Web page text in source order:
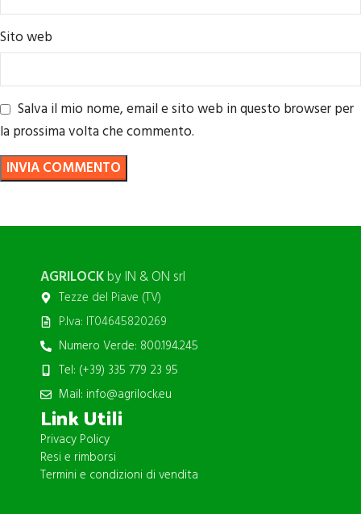
Sito web
Salva il mio nome, email e sito web in questo browser per
la prossima volta che commento.
AGRILOCKby IN & ON srl
Tezze del Piave (TV)
P.Iva: IT04645820269
Numero Verde: 800.194.245
Tel: (+39) 335 779 23 95
Mail: info@agrilock.eu
Link Utili
Privacy Policy
Resi e rimborsi
Termini e condizioni di vendita